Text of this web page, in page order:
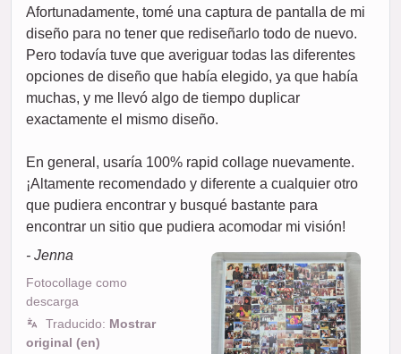
Afortunadamente, tomé una captura de pantalla de mi
diseño para no tener que rediseñarlo todo de nuevo.
Pero todavía tuve que averiguar todas las diferentes
opciones de diseño que había elegido, ya que había
muchas, y me llevó algo de tiempo duplicar
exactamente el mismo diseño.
En general, usaría 100% rapid collage nuevamente.
¡Altamente recomendado y diferente a cualquier otro
que pudiera encontrar y busqué bastante para
encontrar un sitio que pudiera acomodar mi visión!
- Jenna
Fotocollage como
descarga
Traducido: Mostrar
original (en)